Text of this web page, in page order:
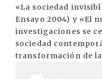
«La sociedad
Ensayo 2004) y «El
investigaciones se
sociedad
transformación de